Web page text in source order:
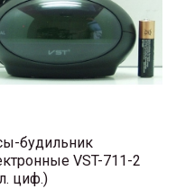
будильник
VST-711-2
циф.)